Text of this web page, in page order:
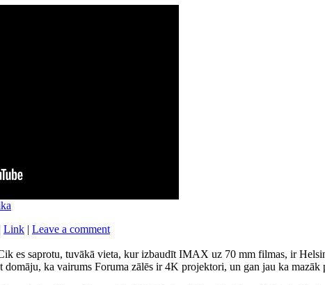
Link | Leave a comment
es saprotu, tuvākā vieta, kur izbaudīt IMAX uz 70 mm filmas, ir
ka vairums Foruma zālēs ir 4K projektori, un gan jau ka mazāk